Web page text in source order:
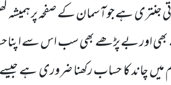
جنتری ہے جو آسمان کے صفحہ پر ہمیشہ
اور بے پڑھے بھی سب اس سے اپنا
چاند کا حساب رکھنا ضروری ہے